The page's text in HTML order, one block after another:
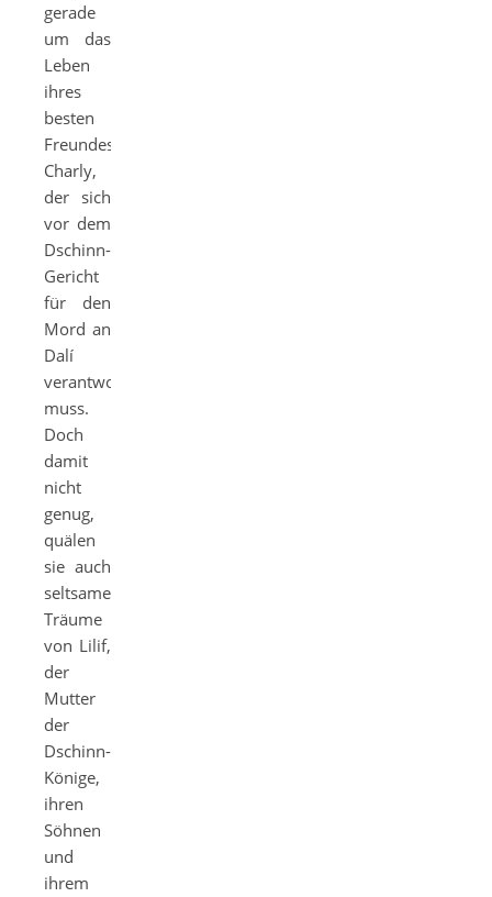
gerade
um das
Leben
ihres
besten
Freundes
Charly,
der sich
vor dem
Dschinn-
Gericht
für den
Mord an
Dalí
verantworten
muss.
Doch
damit
nicht
genug,
quälen
sie auch
seltsame
Träume
von Lilif,
der
Mutter
der
Dschinn-
Könige,
ihren
Söhnen
und
ihrem